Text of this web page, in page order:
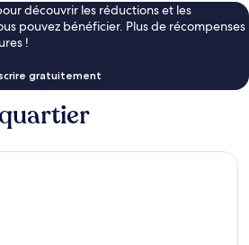
découvrir les réductions et les
pouvez bénéficier. Plus de récompenses
!
gratuitement